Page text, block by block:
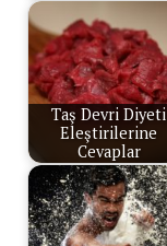
Taş Devri Diyeti
Eleştirilerine
Cevaplar